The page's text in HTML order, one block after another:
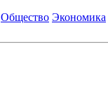
Общество Экономика